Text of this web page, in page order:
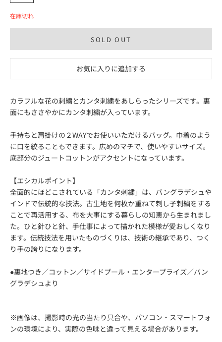
在庫切れ
SOLD OUT
お気に入りに追加する
カラフルな花の刺繍とカンタ刺繍をあしらったシリーズです。裏
面にもささやかにカンタ刺繍が入っています。
手持ちと肩掛けの２WAYでお使いいただけるバッグ。巾着のよう
に口を絞ることもできます。広めのマチで、使いやすいサイズ。
底部分のジュートコットンがアクセントになっています。
【エシカルポイント】
全面的にほどこされている「カンタ刺繍」は、バングラデシュや
インドで伝統的な技法。古生地を何枚か重ねて刺し子刺繍をする
ことで再活用する、布を大事にする暮らしの知恵から生まれまし
た。ひと針ひと針、手仕事によって描かれた模様が愛おしくなり
ます。伝統技法を用いたものづくりは、技術の継承であり、つく
り手の誇りになります。
●裏地つき／コットン／サイドプール・エンタープライズ／バン
グラデシュより
※画像は、撮影時の光の当たり具合や、パソコン・スマートフォ
ンの環境により、実際の色味と違って見える場合があります。